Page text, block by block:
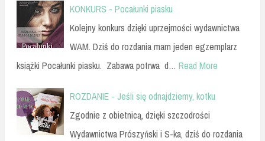
KONKURS - Pocałunki piasku
Kolejny konkurs dzięki uprzejmości wydawnictwa
WAM. Dziś do rozdania mam jeden egzemplarz
książki Pocałunki piasku. Zabawa potrwa d… Read More
ROZDANIE - Jeśli się odnajdziemy, kotku
Zgodnie z obietnicą, dzięki szczodrości
Wydawnictwa Prószyński i S-ka, dziś do rozdania